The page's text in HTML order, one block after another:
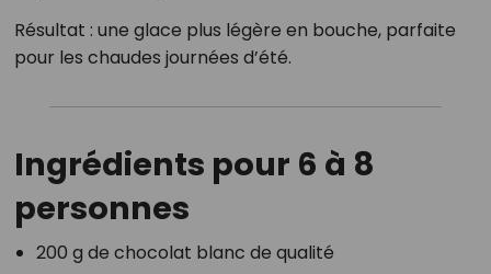
Résultat : une glace plus légère en bouche, parfaite
pour les chaudes journées d’été.
Ingrédients pour 6 à 8
personnes
200 g de chocolat blanc de qualité